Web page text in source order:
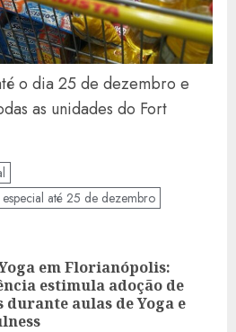
o dia 25 de dezembro e
as unidades do Fort
até 25 de dezembro
em Florianópolis:
estimula adoção de
aulas de Yoga e